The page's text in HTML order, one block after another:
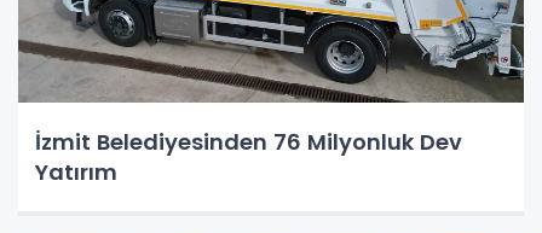
İzmit Belediyesinden 76 Milyonluk Dev
Yatırım